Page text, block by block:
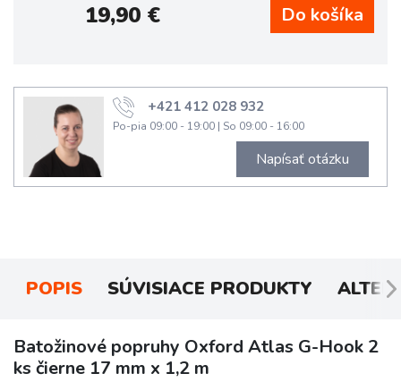
19,90€
+421 412 028 932
Po-pia 09:00 - 19:00 | So 09:00 - 16:00
Napísať otázku
POPIS SÚVISIACE PRODUKTY
Batožinové popruhy Oxford Atlas G-Hook 2
ks čierne 17 mm x 1,2 m